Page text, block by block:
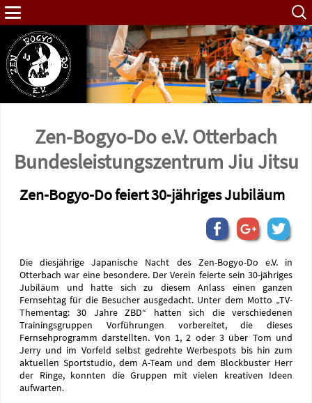
Suche
nach:
Zen-Bogyo-Do e.V. Otterbach
Bundes­leistungs­zentrum Jiu Jitsu
Zen-Bogyo-Do feiert 30-jähriges Jubiläum
Die diesjährige Japanische Nacht des Zen-Bogyo-Do e.V. in
Otterbach war eine besondere. Der Verein feierte sein 30-jähriges
Jubiläum und hatte sich zu diesem Anlass einen ganzen
Fernsehtag für die Besucher ausgedacht. Unter dem Motto „TV-
Thementag: 30 Jahre ZBD“ hatten sich die verschiedenen
Trainingsgruppen Vorführungen vorbereitet, die dieses
Fernsehprogramm darstellten. Von 1, 2 oder 3 über Tom und
Jerry und im Vorfeld selbst gedrehte Werbespots bis hin zum
aktuellen Sportstudio, dem A-Team und dem Blockbuster Herr
der Ringe, konnten die Gruppen mit vielen kreativen Ideen
aufwarten.